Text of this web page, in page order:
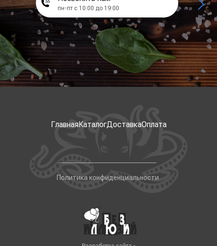
пн-пт с 10:00 до 19:00
ГлавнаяКаталогДоставкаОплата
Политика конфиденциальности